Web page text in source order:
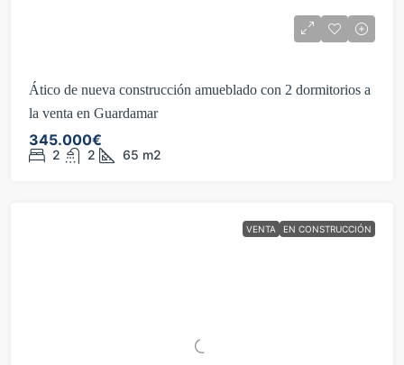
Ático de nueva construcción amueblado con 2 dormitorios a
la venta en Guardamar
345.000€
2 2 65 m2
VENTA EN CONSTRUCCIÓN